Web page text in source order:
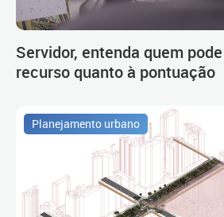
Servidor, entenda quem
recurso quanto à pontuação
Planejamento urbano